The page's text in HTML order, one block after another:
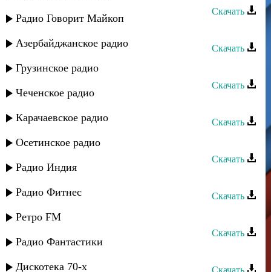
Радио Говорит Майкоп
Азербайджанское радио
Грузинское радио
Чеченское радио
Карачаевское радио
Осетинское радио
Радио Индия
Радио Фитнес
Ретро FM
Радио Фантастики
Дискотека 70-х
Скачать
Скачать
Сеня Рабаев - Доченька+Тамада
Скачать
Скачать
Сеня Рабаев - Дедейме
Скачать
Скачать
Сеня Рабаев - Ана кур
Скачать
Сеня Рабаев - Алагез (Кеманча)
Скачать